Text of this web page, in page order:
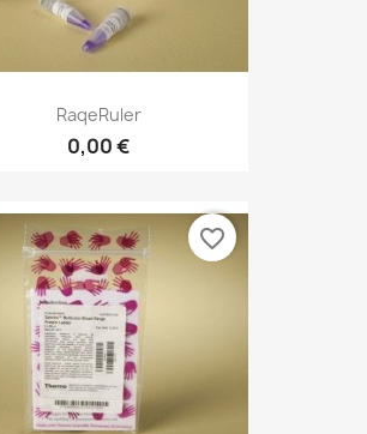
RaqeRuler
0,00 €
favorite_border